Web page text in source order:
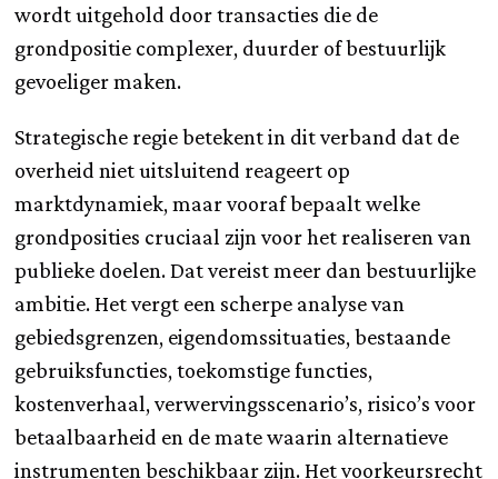
wordt uitgehold door transacties die de
grondpositie complexer, duurder of bestuurlijk
gevoeliger maken.
Strategische regie betekent in dit verband dat de
overheid niet uitsluitend reageert op
marktdynamiek, maar vooraf bepaalt welke
grondposities cruciaal zijn voor het realiseren van
publieke doelen. Dat vereist meer dan bestuurlijke
ambitie. Het vergt een scherpe analyse van
gebiedsgrenzen, eigendomssituaties, bestaande
gebruiksfuncties, toekomstige functies,
kostenverhaal, verwervingsscenario’s, risico’s voor
betaalbaarheid en de mate waarin alternatieve
instrumenten beschikbaar zijn. Het voorkeursrecht